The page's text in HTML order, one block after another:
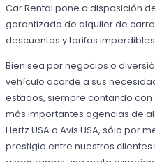
Car Rental pone a disposición
garantizado de alquiler de
descuentos y tarifas
Bien sea por negocios o
vehículo acorde a sus
estados, siempre contando
más importantes agencias de
Hertz USA o Avis USA, sólo por
prestigio entre nuestros